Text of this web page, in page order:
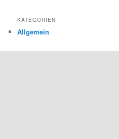
KATEGORIEN
Allgemein